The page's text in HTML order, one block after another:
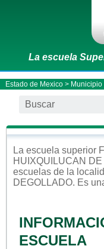
La escuela
Estado de Mexico>
La escuela superior
HUIXQUILUCAN
escuelas de la
DEGOLLADO. Es
ESCUELA